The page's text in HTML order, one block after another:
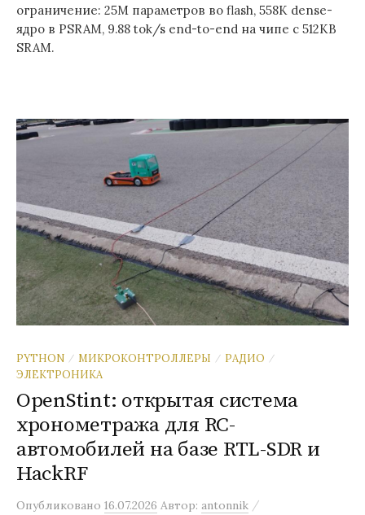
ограничение: 25M параметров во flash, 558K dense-
ядро в PSRAM, 9.88 tok/s end-to-end на чипе с 512KB
SRAM.
PYTHON / МИКРОКОНТРОЛЛЕРЫ / РАДИО /
ЭЛЕКТРОНИКА
OpenStint: открытая система
хронометража для RC-
автомобилей на базе RTL-SDR и
HackRF
Опубликовано 16.07.2026 Автор: antonnik /